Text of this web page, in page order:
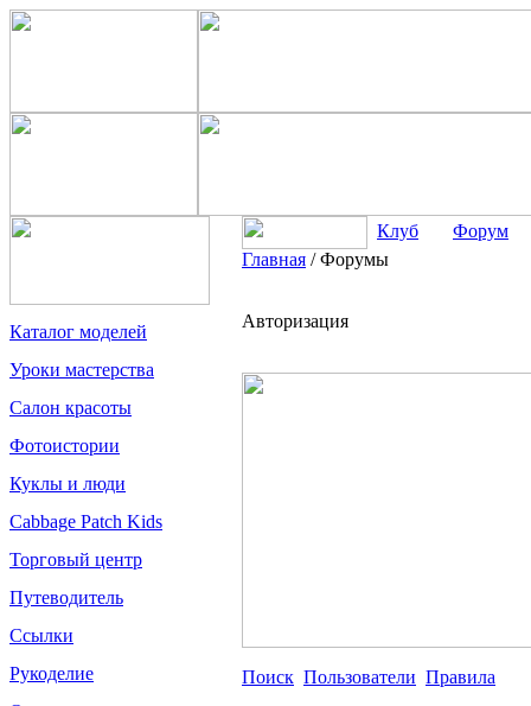
Каталог моделей
Уроки мастерства
Салон красоты
Фотоистории
Куклы и люди
Cabbage Patch Kids
Торговый центр
Путеводитель
Ссылки
Рукоделие
Клуб
Форум
Главная /Форумы
Авторизация
Поиск Пользователи Правила